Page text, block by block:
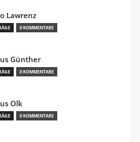
Lawrenz
0 KOMMENTARE
Günther
0 KOMMENTARE
Olk
0 KOMMENTARE